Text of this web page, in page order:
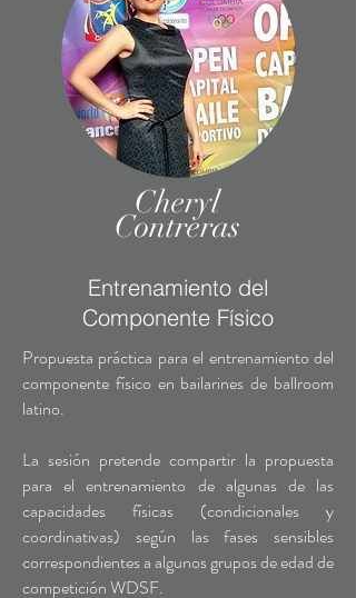
Cheryl
Contreras
Entrenamiento del
Componente Físico
Propuesta práctica para el entrenamiento del
componente físico en bailarines de ballroom
latino.
La sesión pretende compartir la propuesta
para el entrenamiento de algunas de las
capacidades físicas (condicionales y
coordinativas) según las fases sensibles
correspondientes a algunos grupos de edad de
competición WDSF.